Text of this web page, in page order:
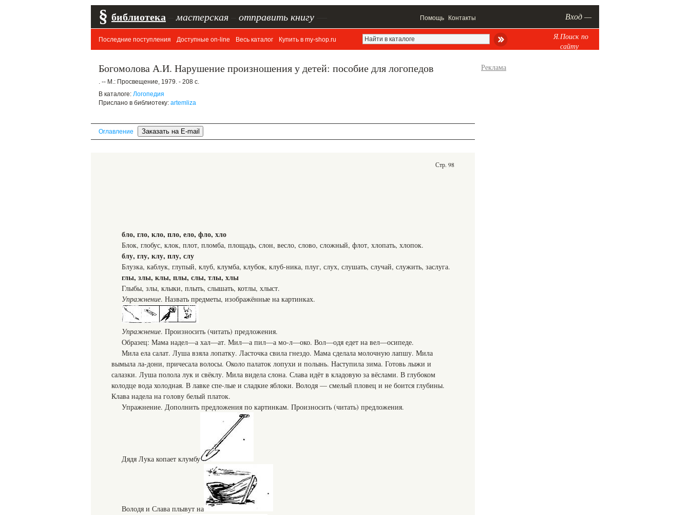
§ библиотека мастерская отправить книгу Помощь Контакты Вход —
Последние поступления Доступные on-line Весь каталог Купить в my-shop.ru
Я.Поиск по
сайту
Богомолова А.И. Нарушение произношения у детей: пособие для логопедов
. -- М.: Просвещение, 1979. - 208 с.
В каталоге: Логопедия
Прислано в библиотеку: artemliza
Оглавление
Стр. 98
бло, гло, кло, пло, ело, фло, хло
Блок, глобус, клок, плот, пломба, площадь, слон, весло, слово, сложный, флот, хлопать, хлопок.
блу, глу, клу, плу, слу
Блузка, каблук, глупый, клуб, клумба, клубок, клуб-ника, плуг, слух, слушать, случай, служить, заслуга.
глы, злы, клы, плы, слы, тлы, хлы
Глыбы, злы, клыки, плыть, слышать, котлы, хлыст.
Упражнение. Назвать предметы, изображённые на картинках.
Упражнение. Произносить (читать) предложения.
Образец: Мама надел—а хал—ат. Мил—а пил—а мо-л—око. Вол—одя едет на вел—осипеде.
Мила ела салат. Луша взяла лопатку. Ласточка свила гнездо. Мама сделала молочную лапшу. Мила
вымыла ла-дони, причесала волосы. Около палаток лопухи и полынь. Наступила зима. Готовь лыжи и
салазки. Луша полола лук и свёклу. Мила видела слона. Слава идёт в кладовую за вёслами. В глубоком
колодце вода холодная. В лавке спе-лые и сладкие яблоки. Володя — смелый пловец и не боится глубины.
Клава надела на голову белый платок.
Упражнение. Дополнить предложения по картинкам. Произносить (читать) предложения.
Дядя Лука копает клумбу
Володя и Слава плывут на
Реклама